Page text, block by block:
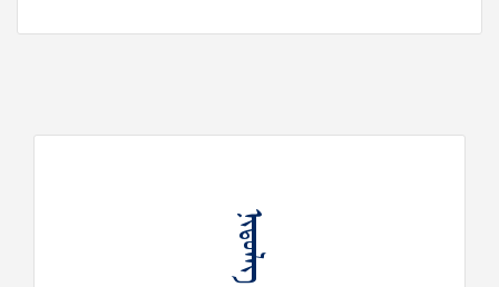
ᠨᠢᠳᠦᠯᠡᠭ